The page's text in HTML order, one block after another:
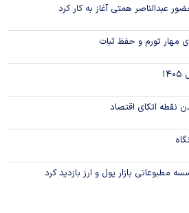
عبدالناصر همتی آغاز به کار کرد
مهار تورم و حفظ ثبات
نقطه اتکای اقتصاد
مطبوعاتی بازار پول و ارز بازدید کرد